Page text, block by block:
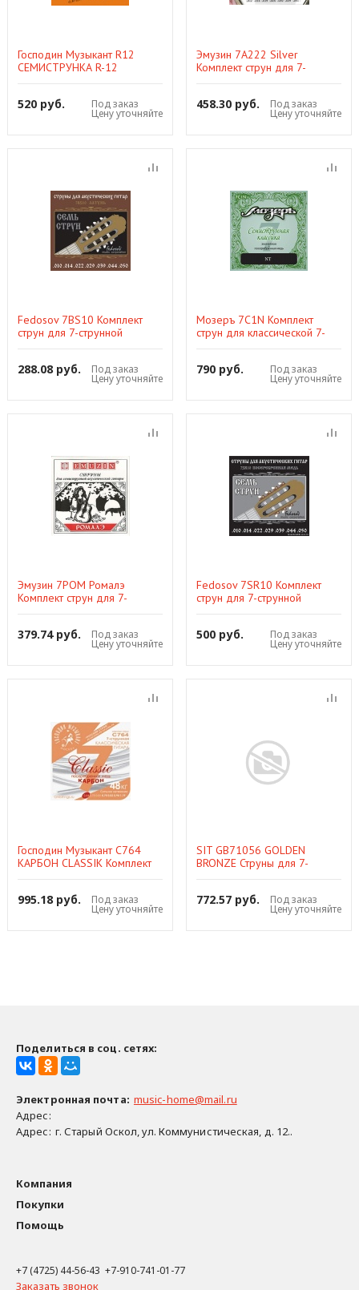
Господин Музыкант R12
СЕМИСТРУНКА R-12
гитары (сталь+Л85),
520 руб. Под заказ
Цену уточняйте
Эмузин 7A222 Silver
Комплект струн для 7-
458.30 руб. Под заказ
Цену уточняйте
Fedosov 7BS10 Комплект
струн для 7-струнной
288.08 руб. Под заказ
Цену уточняйте
Мозеръ 7C1N Комплект
струн для классической 7-
натяжение
790 руб. Под заказ
Цену уточняйте
Эмузин 7РОМ Ромалэ
Комплект струн для 7-
379.74 руб. Под заказ
Цену уточняйте
Fedosov 7SR10 Комплект
струн для 7-струнной
500 руб. Под заказ
Цену уточняйте
Господин Музыкант C764
КАРБОН CLASSIK Комплект
995.18 руб. Под заказ
Цену уточняйте
SIT GB71056 GOLDEN
BRONZE Струны для 7-
772.57 руб. Под заказ
Цену уточняйте
Поделиться в соц. сетях:
Электронная почта: music-home@mail.ru
Адрес:
Адрес: г. Старый Оскол, ул. Коммунистическая, д. 12..
Компания
Покупки
Помощь
+7 (4725) 44-56-43 +7-910-741-01-77
Заказать звонок